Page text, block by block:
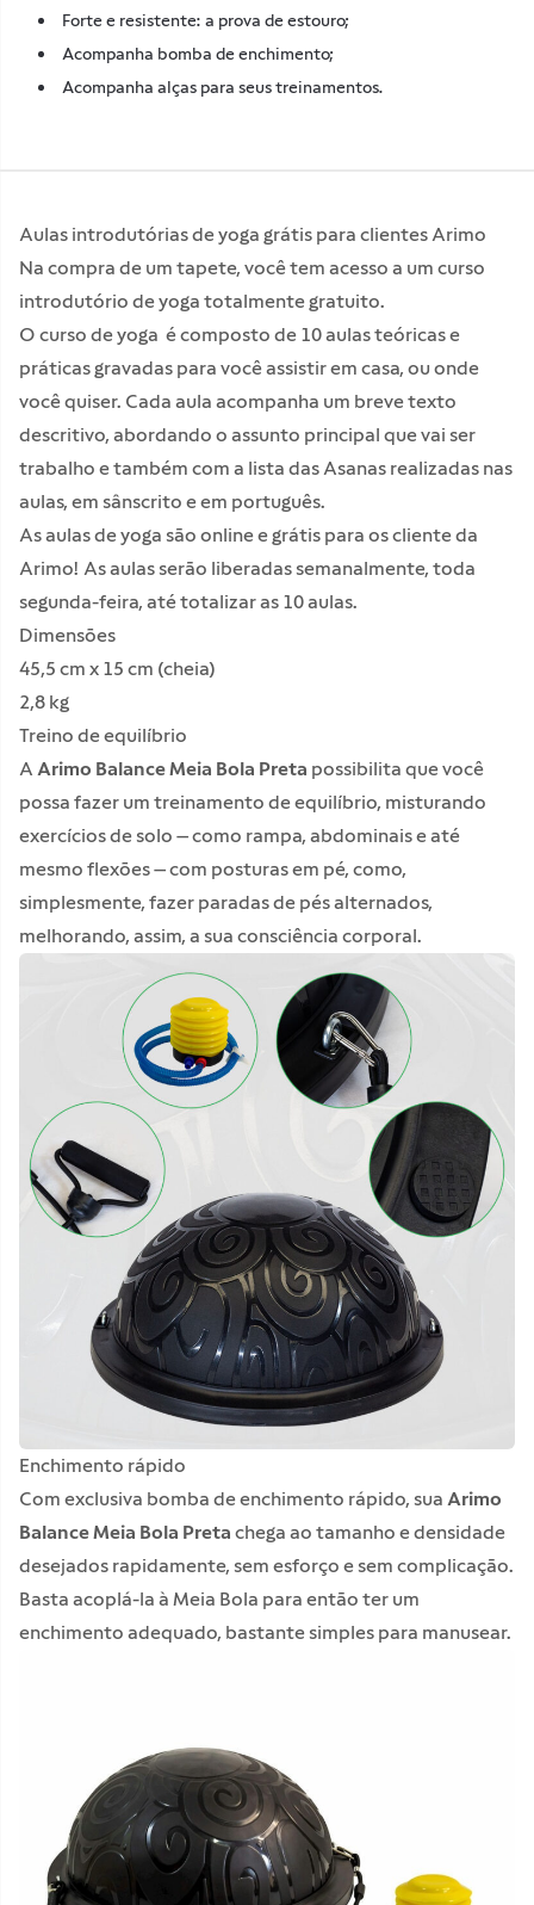
Forte e resistente: a prova de estouro;
Acompanha bomba de enchimento;
Acompanha alças para seus treinamentos.
Aulas introdutórias de yoga grátis para clientes Arimo
Na compra de um tapete, você tem acesso a um curso
introdutório de yoga totalmente gratuito.
O curso de yoga é composto de 10 aulas teóricas e
práticas gravadas para você assistir em casa, ou onde
você quiser. Cada aula acompanha um breve texto
descritivo, abordando o assunto principal que vai ser
trabalho e também com a lista das Asanas realizadas nas
aulas, em sânscrito e em português.
As aulas de yoga são online e grátis para os cliente da
Arimo! As aulas serão liberadas semanalmente, toda
segunda-feira, até totalizar as 10 aulas.
Dimensões
45,5 cm x 15 cm (cheia)
2,8 kg
Treino de equilíbrio
AArimo Balance Meia Bola Preta possibilita que você
possa fazer um treinamento de equilíbrio, misturando
exercícios de solo – como rampa, abdominais e até
mesmo flexões – com posturas em pé, como,
simplesmente, fazer paradas de pés alternados,
melhorando, assim, a sua consciência corporal.
Enchimento rápido
Com exclusiva bomba de enchimento rápido, suaArimo
Balance Meia Bola Pretachega ao tamanho e densidade
desejados rapidamente, sem esforço e sem complicação.
Basta acoplá-la à Meia Bola para então ter um
enchimento adequado, bastante simples para manusear.